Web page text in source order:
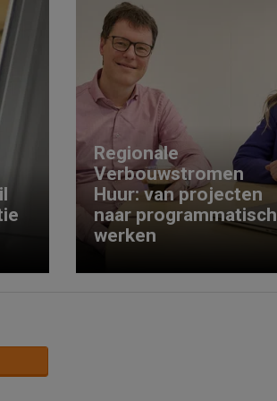
Regionale
Verbouwstromen
Huur: van projecten
naar programmatisch
werken